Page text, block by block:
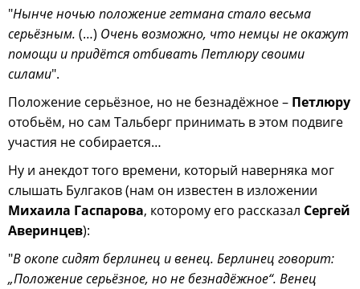
"Нынче ночью положение гетмана стало весьма
серьёзным. (…) Очень возможно, что немцы не окажут
помощи и придётся отбивать Петлюру своими
силами".
Положение серьёзное, но не безнадёжное – Петлюру
отобьём, но сам Тальберг принимать в этом подвиге
участия не собирается…
Ну и анекдот того времени, который наверняка мог
слышать Булгаков (нам он известен в изложении
Михаила Гаспарова, которому его рассказал Сергей
Аверинцев):
"В окопе сидят берлинец и венец. Берлинец говорит:
„Положение серьёзное, но не безнадёжное“. Венец